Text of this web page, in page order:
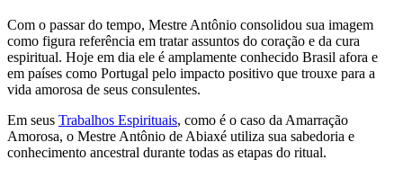
Com o passar do tempo, Mestre Antônio consolidou sua imagem
como figura referência em tratar assuntos do coração e da cura
espiritual. Hoje em dia ele é amplamente conhecido Brasil afora e
em países como Portugal pelo impacto positivo que trouxe para a
vida amorosa de seus consulentes.
Em seus Trabalhos Espirituais, como é o caso da Amarração
Amorosa, o Mestre Antônio de Abiaxé utiliza sua sabedoria e
conhecimento ancestral durante todas as etapas do ritual.